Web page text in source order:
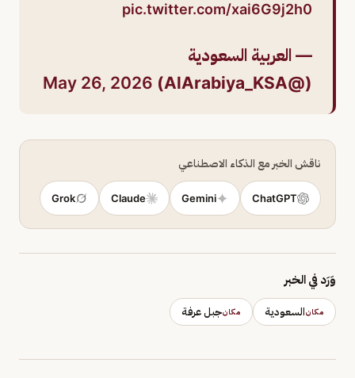
pic.twitter.com/xai6G9j2h0
— العربية السعودية
(@AlArabiya_KSA)
May 26, 2026
ناقش الخبر مع الذكاء الاصطناعي
ChatGPT
Gemini
Claude
Grok
وَرَد في الخبر
مكانالسعودية مكانجبل عرفة